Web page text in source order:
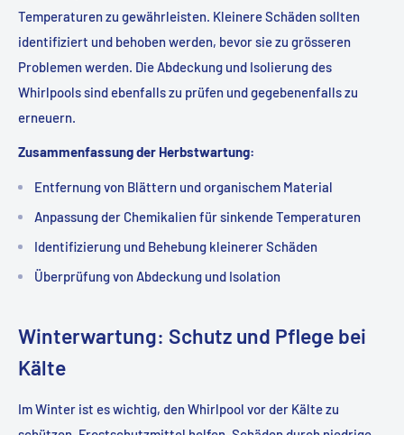
Temperaturen zu gewährleisten. Kleinere Schäden sollten
identifiziert und behoben werden, bevor sie zu grösseren
Problemen werden. Die Abdeckung und Isolierung des
Whirlpools sind ebenfalls zu prüfen und gegebenenfalls zu
erneuern.
Zusammenfassung der Herbstwartung:
Entfernung von Blättern und organischem Material
Anpassung der Chemikalien für sinkende Temperaturen
Identifizierung und Behebung kleinerer Schäden
Überprüfung von Abdeckung und Isolation
Winterwartung: Schutz und Pflege bei
Kälte
Im Winter ist es wichtig, den Whirlpool vor der Kälte zu